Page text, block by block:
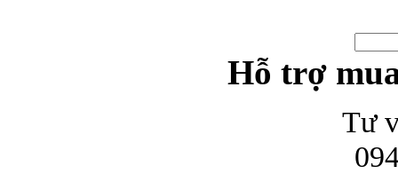
Hỗ trợ
Tư